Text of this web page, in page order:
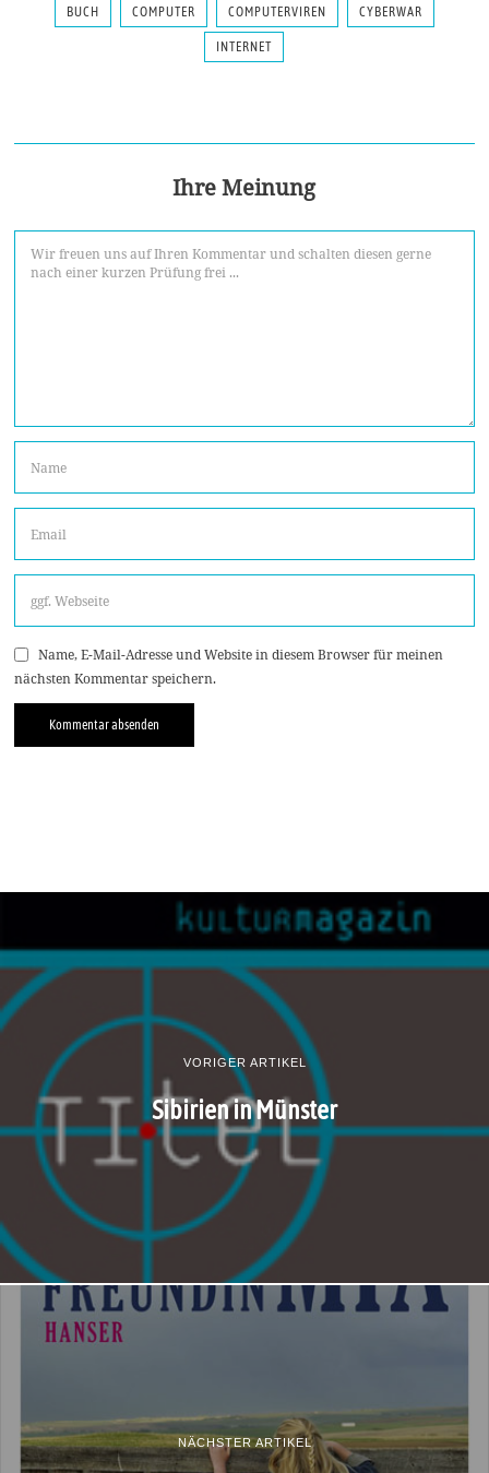
BUCH COMPUTER COMPUTERVIREN CYBERWAR
INTERNET
Ihre Meinung
Name, E-Mail-Adresse und Website in diesem Browser für meinen
nächsten Kommentar speichern.
VORIGER ARTIKEL
Sibirien in Münster
NÄCHSTER ARTIKEL